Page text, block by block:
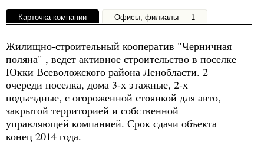
Карточка компании Офисы, филиалы — 1
Жилищно-строительный кооператив "Черничная
поляна" , ведет активное строительство в поселке
Юкки Всеволожского района Ленобласти. 2
очереди поселка, дома 3-х этажные, 2-х
подъездные, с огороженной стоянкой для авто,
закрытой территорией и собственной
управляющей компанией. Срок сдачи объекта
конец 2014 года.